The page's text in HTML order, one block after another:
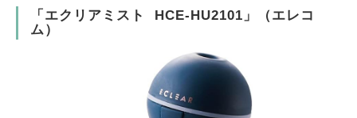
「エクリアミスト HCE-HU2101」（エレコ
ム）